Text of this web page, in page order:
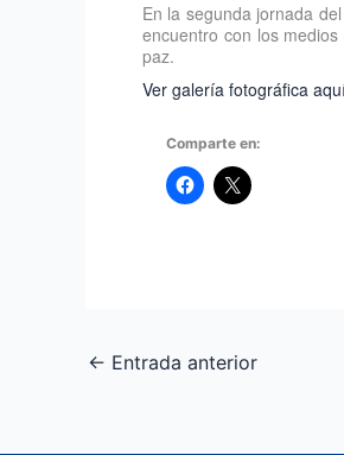
En la segunda jornada
encuentro con los
paz.
Ver galería fotográfica
Comparte en:
← Entrada anterior